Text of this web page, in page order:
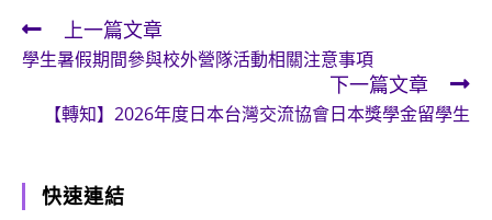
Read
more
articles
上一篇文章
學生暑假期間參與校外營隊活動相關注意事項
下一篇文章
【轉知】2026年度日本台灣交流協會日本獎學金留學生
快速連結